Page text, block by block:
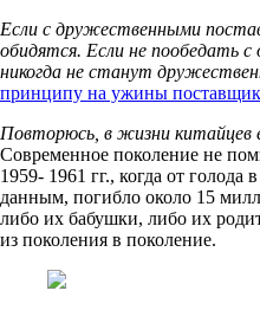
Если с дружественными
обидятся. Если не пообедать
никогда не станут
принципу на ужины
Повторюсь, в жизни китайцев
Современное поколение не
1959- 1961 гг., когда от
данным, погибло около 15
либо их бабушки, либо их
из поколения в поколение.